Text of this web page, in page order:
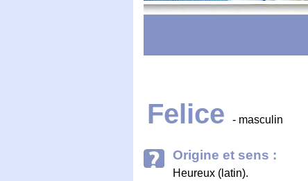
Felice - masculin
Origine et sens :
Heureux (latin).